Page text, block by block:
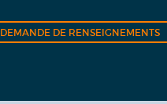
DEMANDE DE RENSEIGNEMENTS